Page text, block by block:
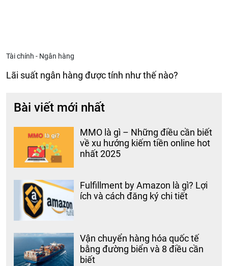
Tài chính - Ngân hàng
Lãi suất ngân hàng được tính như thế nào?
Bài viết mới nhất
MMO là gì – Những điều cần biết
về xu hướng kiếm tiền online hot
nhất 2025
Fulfillment by Amazon là gì? Lợi
ích và cách đăng ký chi tiết
Vận chuyển hàng hóa quốc tế
bằng đường biển và 8 điều cần
biết